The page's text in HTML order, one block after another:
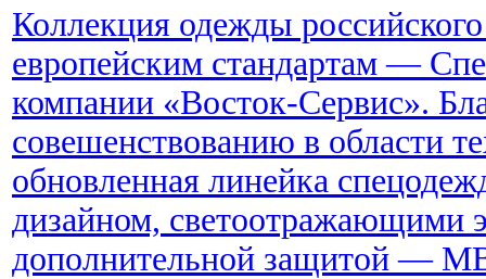
Коллекция одежды
европейским стандартам —
компании «Восток-Сервис».
совешенствованию в области
обновленная линейка
дизайном, светоотражающими
дополнительной защитой —